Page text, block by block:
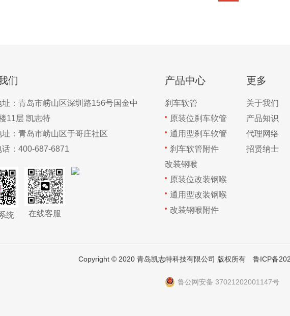
们
： 青岛市崂山区深圳路156号国金中
11层 凯志特
： 青岛市崂山区于哥庄社区
： 400-687-6871
统 在线客服
产品中心
刹车软管
原装位刹车软管
通用型刹车软管
刹车软管附件
改装钢喉
原装位改装钢喉
通用型改装钢喉
改装钢喉附件
更多
关于我们
产品知识
代理网络
招贤纳士
Copyright © 2020 青岛凯志特科技有限公司 版权所有 鲁ICP备
鲁公网安备 37021202001147号